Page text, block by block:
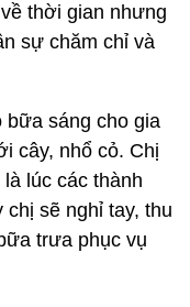
thời gian nhưng
sự chăm chỉ và
bữa sáng cho gia
cây, nhổ cỏ. Chị
lúc các thành
sẽ nghỉ tay, thu
trưa phục vụ